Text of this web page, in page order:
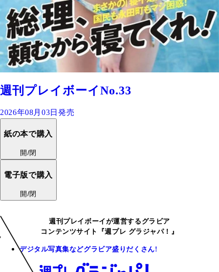
週刊プレイボーイNo.33
2026年08月03日発売
紙の本で購入
開/閉
電子版で購入
開/閉
週刊プレイボーイが運営するグラビア
コンテンツサイト『週プレ グラジャパ！』
デジタル写真集などグラビア盛りだくさん!